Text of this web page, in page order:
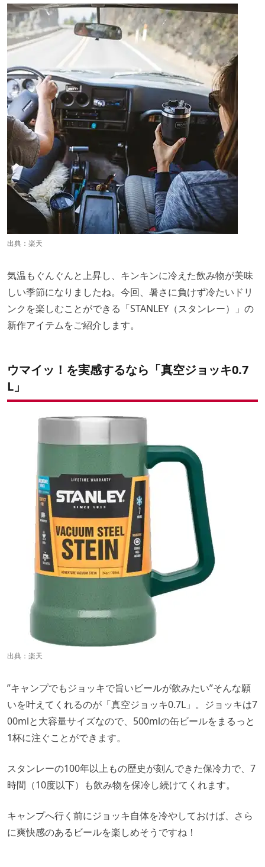
出典： 楽天
気温もぐんぐんと上昇し、キンキンに冷えた飲み物が美味
しい季節になりましたね。今回、暑さに負けず冷たいドリ
ンクを楽しむことができる「STANLEY（スタンレー）」の
新作アイテムをご紹介します。
ウマイッ！を実感するなら「真空ジョッキ0.7
L」
出典： 楽天
”キャンプでもジョッキで旨いビールが飲みたい”そんな願
いを叶えてくれるのが「真空ジョッキ0.7L」。ジョッキは7
00mlと大容量サイズなので、500mlの缶ビールをまるっと
1杯に注ぐことができます。
スタンレーの100年以上もの歴史が刻んできた保冷力で、7
時間（10度以下）も飲み物を保冷し続けてくれます。
キャンプへ行く前にジョッキ自体を冷やしておけば、さら
に爽快感のあるビールを楽しめそうですね！